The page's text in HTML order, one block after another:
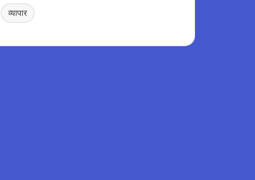
व्यापार